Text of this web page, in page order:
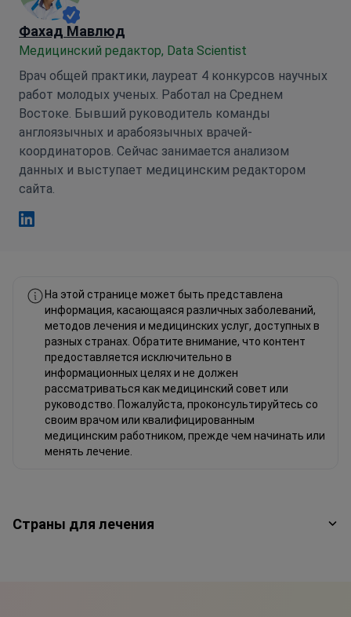
Фахад Мавлюд
Медицинский редактор, Data Scientist
Врач общей практики, лауреат 4 конкурсов научных
работ молодых ученых. Работал на Среднем
Востоке. Бывший руководитель команды
англоязычных и арабоязычных врачей-
координаторов. Сейчас занимается анализом
данных и выступает медицинским редактором
сайта.
На этой странице может быть представлена
информация, касающаяся различных заболеваний,
методов лечения и медицинских услуг, доступных в
разных странах. Обратите внимание, что контент
предоставляется исключительно в
информационных целях и не должен
рассматриваться как медицинский совет или
руководство. Пожалуйста, проконсультируйтесь со
своим врачом или квалифицированным
медицинским работником, прежде чем начинать или
менять лечение.
Страны для лечения